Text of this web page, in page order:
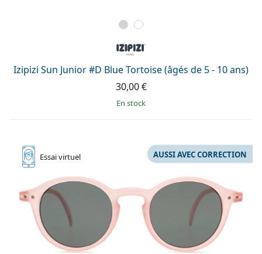
Izipizi Sun Junior #D Blue Tortoise (âgés de 5 - 10 ans)
30,00 €
en stock
Essaivirtuel AUSSI AVEC CORRECTION